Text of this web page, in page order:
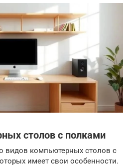
столов с полками
видов компьютерных столов с
имеет свои особенности.